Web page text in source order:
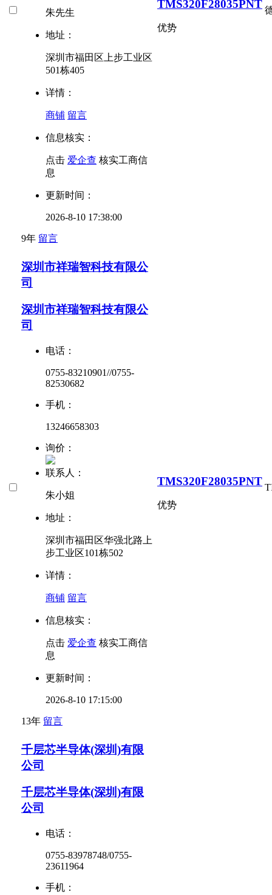
朱先生
地址：
深圳市福田区上步工业区
501栋405
详情：
商铺 留言
信息核实：
点击 爱企查 核实工商信
息
更新时间：
2026-8-10 17:38:00
9年 留言
TMS320F28035PNT
优势
深圳市祥瑞智科技有限公
司
深圳市祥瑞智科技有限公
司
电话：
0755-83210901//0755-
82530682
手机：
13246658303
询价：
联系人：
朱小姐
地址：
深圳市福田区华强北路上
步工业区101栋502
详情：
商铺 留言
信息核实：
点击 爱企查 核实工商信
息
更新时间：
2026-8-10 17:15:00
13年 留言
TMS320F28035PNT
优势
千层芯半导体(深圳)有限
公司
千层芯半导体(深圳)有限
公司
电话：
0755-83978748/0755-
23611964
手机：